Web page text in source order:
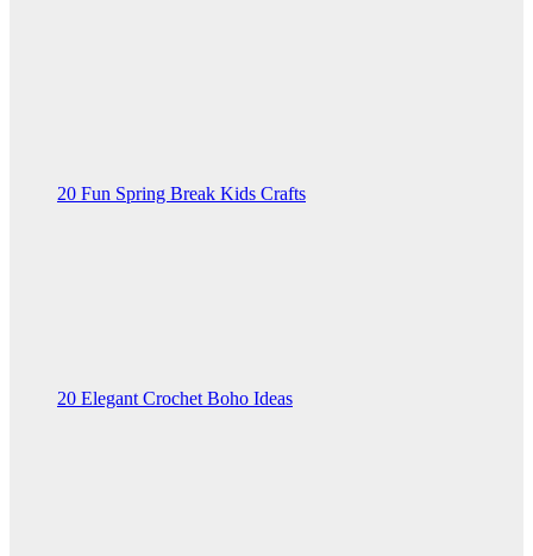
20 Fun Spring Break Kids Crafts
20 Elegant Crochet Boho Ideas